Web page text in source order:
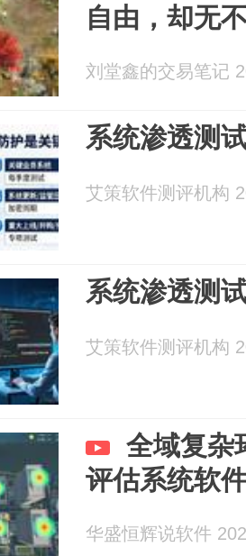
自由，却无
刘堂鑫的交易笔记
系统渗透测
艾策软件测评机构
系统渗透测
艾策软件测评机构
全域复杂
评估系统软
华盛恒辉说软件